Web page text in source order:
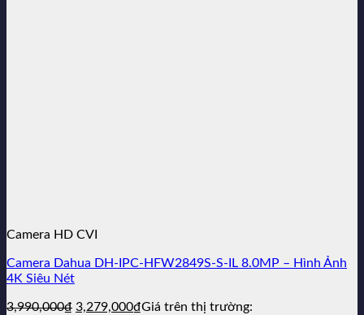
Camera HD CVI
Camera Dahua DH-IPC-HFW2849S-S-IL 8.0MP – Hình Ảnh
4K Siêu Nét
3,990,000₫ Giá
3,279,000₫Giá
Giá trên thị trường: